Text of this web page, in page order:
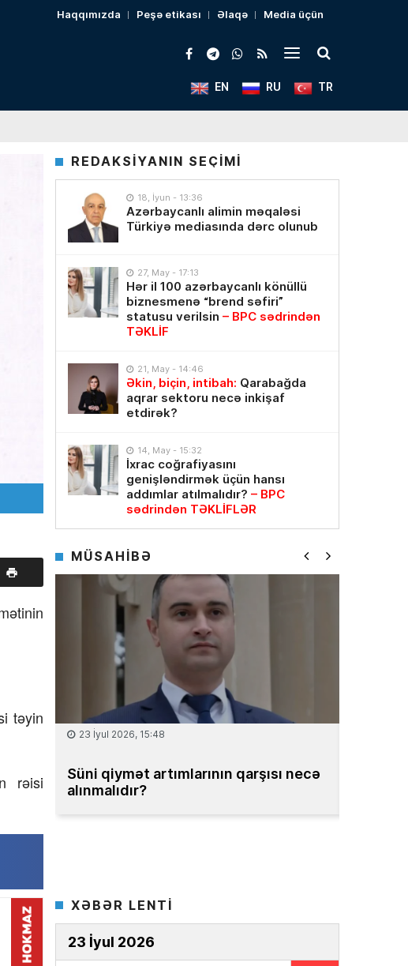
Haqqımızda Peşə etikası Əlaqə Media üçün
TR
RU
EN
təyin
rəisi
REDAKSİYANIN SEÇİMİ
18, İyun - 13:36
Azərbaycanlı alimin məqaləsi
Türkiyə mediasında dərc olunub
27, May - 17:13
Hər il 100 azərbaycanlı könüllü
biznesmenə “brend səfiri”
statusu verilsin – BPC sədrindən
TƏKLİF
21, May - 14:46
Əkin, biçin, intibah: Qarabağda
aqrar sektoru necə inkişaf
etdirək?
14, May - 15:32
İxrac coğrafiyasını
genişləndirmək üçün hansı
addımlar atılmalıdır? – BPC
sədrindən TƏKLİFLƏR
MÜSAHİBƏ
qarşısı necə
15 İyul 2026, 13:59
Müəssisələrin qiymətləndirilməsi
üzrə Milli Reyestr yaradılsın
XƏBƏR LENTİ
23 İyul 2026